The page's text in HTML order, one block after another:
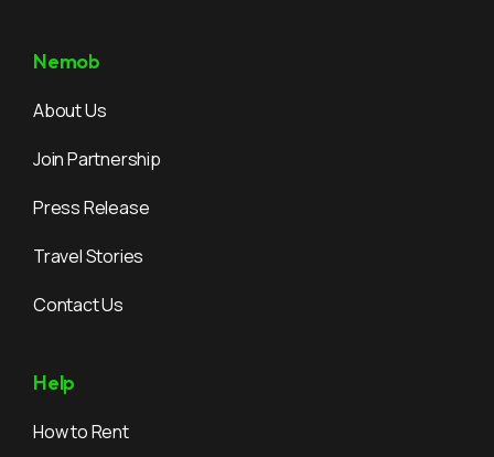
Nemob
About Us
Join Partnership
Press Release
Travel Stories
Contact Us
Help
How to Rent